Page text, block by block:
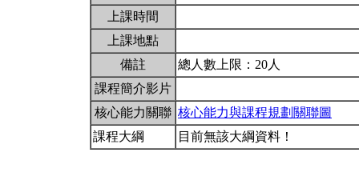
上課時間
上課地點
備註
總人數上限：20人
課程簡介影片
核心能力關聯 核心能力與課程規劃關聯圖
課程大綱
目前無該大綱資料！